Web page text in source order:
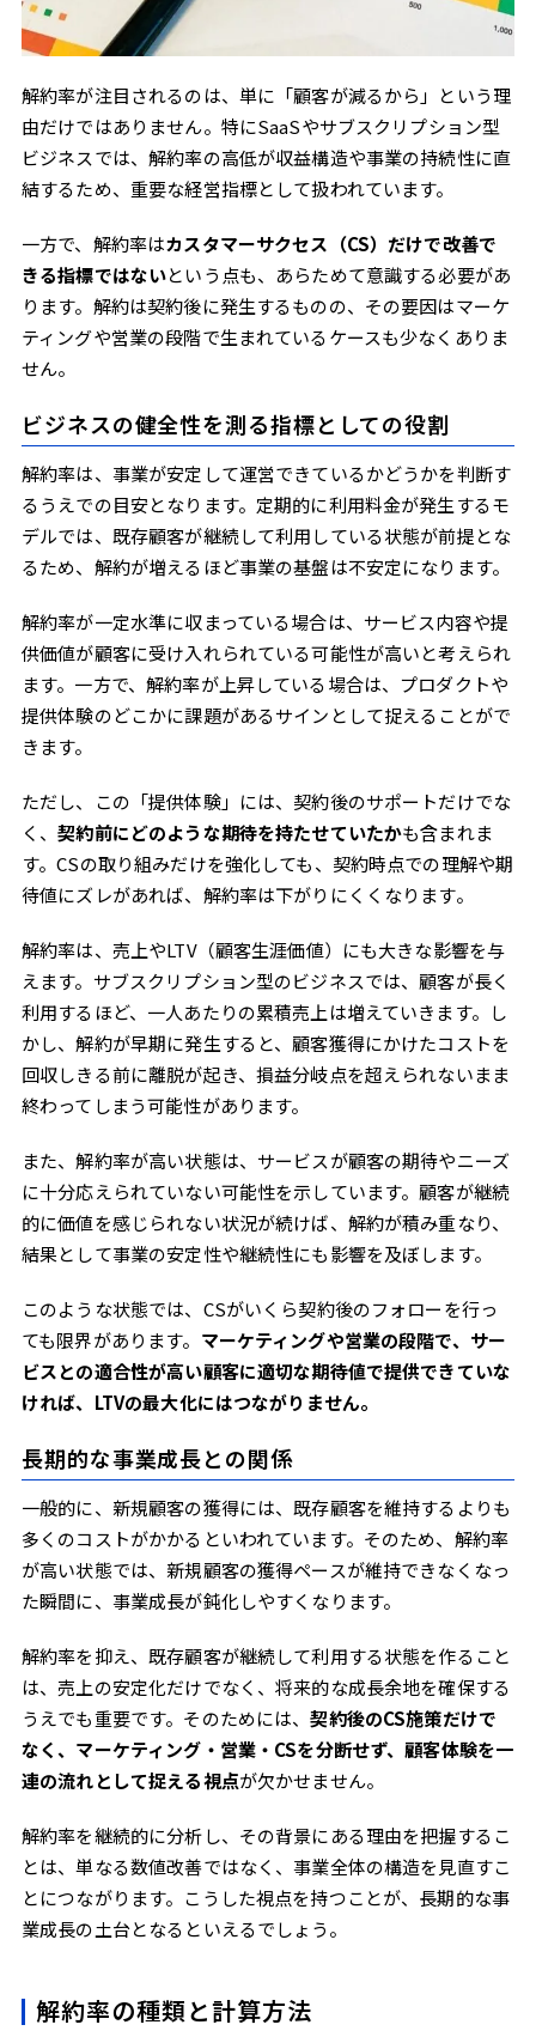
解約率が注目されるのは、単に「顧客が減るから」という理
由だけではありません。特にSaaSやサブスクリプション型
ビジネスでは、解約率の高低が収益構造や事業の持続性に直
結するため、重要な経営指標として扱われています。
一方で、解約率はカスタマーサクセス（CS）だけで改善で
きる指標ではないという点も、あらためて意識する必要があ
ります。解約は契約後に発生するものの、その要因はマーケ
ティングや営業の段階で生まれているケースも少なくありま
せん。
ビジネスの健全性を測る指標としての役割
解約率は、事業が安定して運営できているかどうかを判断す
るうえでの目安となります。定期的に利用料金が発生するモ
デルでは、既存顧客が継続して利用している状態が前提とな
るため、解約が増えるほど事業の基盤は不安定になります。
解約率が一定水準に収まっている場合は、サービス内容や提
供価値が顧客に受け入れられている可能性が高いと考えられ
ます。一方で、解約率が上昇している場合は、プロダクトや
提供体験のどこかに課題があるサインとして捉えることがで
きます。
ただし、この「提供体験」には、契約後のサポートだけでな
く、契約前にどのような期待を持たせていたかも含まれま
す。CSの取り組みだけを強化しても、契約時点での理解や期
待値にズレがあれば、解約率は下がりにくくなります。
解約率は、売上やLTV（顧客生涯価値）にも大きな影響を与
えます。サブスクリプション型のビジネスでは、顧客が長く
利用するほど、一人あたりの累積売上は増えていきます。し
かし、解約が早期に発生すると、顧客獲得にかけたコストを
回収しきる前に離脱が起き、損益分岐点を超えられないまま
終わってしまう可能性があります。
また、解約率が高い状態は、サービスが顧客の期待やニーズ
に十分応えられていない可能性を示しています。顧客が継続
的に価値を感じられない状況が続けば、解約が積み重なり、
結果として事業の安定性や継続性にも影響を及ぼします。
このような状態では、CSがいくら契約後のフォローを行っ
ても限界があります。 マーケティングや営業の段階で、サー
ビスとの適合性が高い顧客に適切な期待値で提供できていな
ければ、LTVの最大化にはつながりません。
長期的な事業成長との関係
一般的に、新規顧客の獲得には、既存顧客を維持するよりも
多くのコストがかかるといわれています。そのため、解約率
が高い状態では、新規顧客の獲得ペースが維持できなくなっ
た瞬間に、事業成長が鈍化しやすくなります。
解約率を抑え、既存顧客が継続して利用する状態を作ること
は、売上の安定化だけでなく、将来的な成長余地を確保する
うえでも重要です。そのためには、契約後のCS施策だけで
なく、マーケティング・営業・CSを分断せず、顧客体験を一
連の流れとして捉える視点が欠かせません。
解約率を継続的に分析し、その背景にある理由を把握するこ
とは、単なる数値改善ではなく、事業全体の構造を見直すこ
とにつながります。こうした視点を持つことが、長期的な事
業成長の土台となるといえるでしょう。
解約率の種類と計算方法